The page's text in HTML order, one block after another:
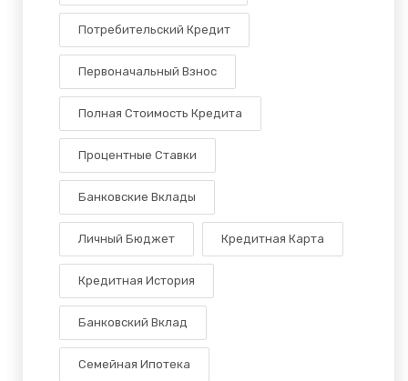
Потребительский Кредит
Первоначальный Взнос
Полная Стоимость Кредита
Процентные Ставки
Банковские Вклады
Личный Бюджет Кредитная Карта
Кредитная История
Банковский Вклад
Семейная Ипотека